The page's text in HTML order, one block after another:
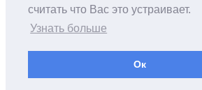
считать что Вас это устраивает.
Узнать больше
Ок
Природные явления. Непознанное.
Путешествия.
Карта сайта